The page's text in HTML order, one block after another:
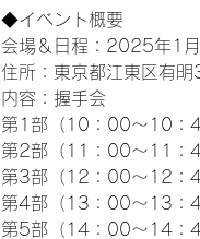
◆イベント概要
会場＆日程：2025年1
住所：東京都江東区有
内容：握手会
第1部（10：00～10：
第2部（11：00～11：
第3部（12：00～12：
第4部（13：00～13：
第5部（14：00～14：